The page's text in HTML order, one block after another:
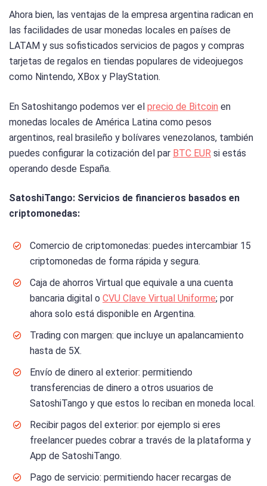
Ahora bien, las ventajas de la empresa argentina radican en
las facilidades de usar monedas locales en países de
LATAM y sus sofisticados servicios de pagos y compras
tarjetas de regalos en tiendas populares de videojuegos
como Nintendo, XBox y PlayStation.
En Satoshitango podemos ver el precio de Bitcoin en
monedas locales de América Latina como pesos
argentinos, real brasileño y bolívares venezolanos, también
puedes configurar la cotización del par BTC EUR si estás
operando desde España.
SatoshiTango: Servicios de financieros basados en
criptomonedas:
Comercio de criptomonedas: puedes intercambiar 15
criptomonedas de forma rápida y segura.
Caja de ahorros Virtual que equivale a una cuenta
bancaria digital o CVU Clave Virtual Uniforme; por
ahora solo está disponible en Argentina.
Trading con margen: que incluye un apalancamiento
hasta de 5X.
Envío de dinero al exterior: permitiendo
transferencias de dinero a otros usuarios de
SatoshiTango y que estos lo reciban en moneda local.
Recibir pagos del exterior: por ejemplo si eres
freelancer puedes cobrar a través de la plataforma y
App de SatoshiTango.
Pago de servicio: permitiendo hacer recargas de